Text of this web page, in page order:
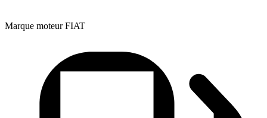
Marque moteur FIAT